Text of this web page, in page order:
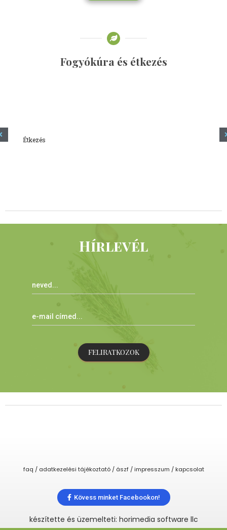
Fogyókúra és étkezés
Étkezés
Hírlevél
FELIRATKOZOK
faq / adatkezelési tájékoztató / ászf / impresszum / kapcsolat
Kövess minket Facebookon!
készítette és üzemelteti: horimedia software llc